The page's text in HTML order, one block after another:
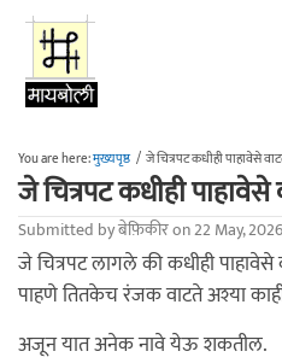
Skip to main content
You are here:मुख्यपृष्ठ / जे चित्रपट कधीही पाहावेसे
जे चित्रपट कधीही पाहावेसे
Submitted byबेफ़िकीरon 22 May,
जे चित्रपट लागले की कधीही पाहावेसे
पाहणे तितकेच रंजक वाटते अश्या काही
अजून यात अनेक नावे येऊ शकतील.